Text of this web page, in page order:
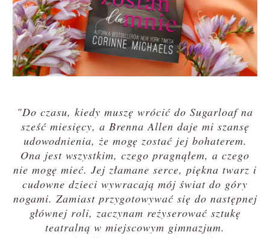
"Do czasu, kiedy muszę wrócić do Sugarloaf na
sześć miesięcy, a Brenna Allen daje mi szansę
udowodnienia, że mogę zostać jej bohaterem.
Ona jest wszystkim, czego pragnąłem, a czego
nie mogę mieć. Jej złamane serce, piękna twarz i
cudowne dzieci wywracają mój świat do góry
nogami. Zamiast przygotowywać się do następnej
głównej roli, zaczynam reżyserować sztukę
teatralną w miejscowym gimnazjum.